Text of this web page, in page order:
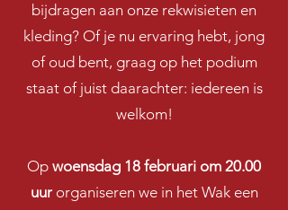
bijdragen aan onze rekwisieten en
kleding? Of je nu ervaring hebt, jong
of oud bent, graag op het podium
staat of juist daarachter: iedereen is
welkom!
Op woensdag 18 februari om 20.00
uur organiseren we in het Wak een